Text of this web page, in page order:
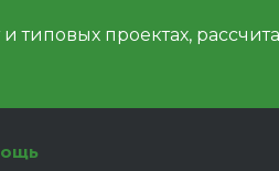
типовых проектах,